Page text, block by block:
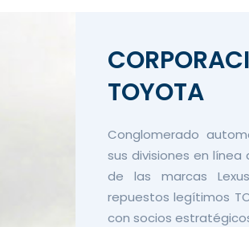
TOYOTA
Conglomerado
sus divisiones en
de las marcas
repuestos legítimos
con socios